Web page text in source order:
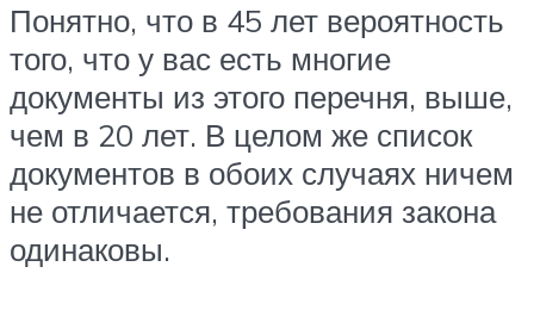
Понятно, что в 45 лет вероятность
того, что у вас есть многие
документы из этого перечня, выше,
чем в 20 лет. В целом же список
документов в обоих случаях ничем
не отличается, требования закона
одинаковы.